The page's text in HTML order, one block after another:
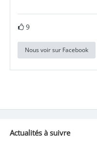
9
Nous voir sur Facebook
Actualités à suivre